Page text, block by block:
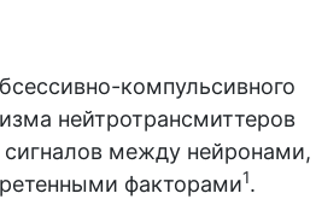
компульсивного
нейтротрансмиттеров
между нейронами,
факторами1.